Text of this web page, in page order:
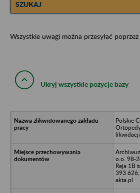
SZUKAJ
Wszystkie uwagi można przesyłać poprzez
Ukryj wszystkie pozycje bazy
Polskie
o.o. 98-
Reja 1B
393
akta.pl